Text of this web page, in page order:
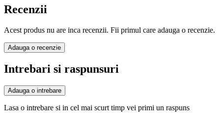
Recenzii
Acest produs nu are inca recenzii. Fii primul care adauga o recenzie.
Adauga o recenzie
Intrebari si raspunsuri
Adauga o intrebare
Lasa o intrebare si in cel mai scurt timp vei primi un raspuns